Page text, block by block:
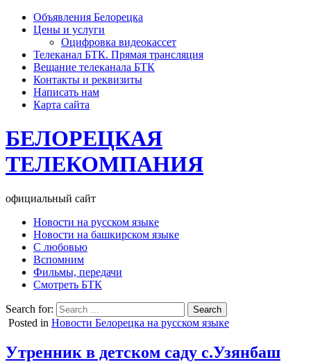
Объявления Белорецка
Цены и услуги
Оцифровка видеокассет
Телеканал БТК. Прямая трансляция
Вещание телеканала БТК
Контакты и реквизиты
Написать нам
Карта сайта
БЕЛОРЕЦКАЯ
ТЕЛЕКОМПАНИЯ
официальный сайт
Новости на русском языке
Новости на башкирском языке
С любовью
Вспомним
Фильмы, передачи
Смотреть БТК
Search for:
Posted in Новости Белорецка на русском языке
Утренник в детском саду с.Узянбаш